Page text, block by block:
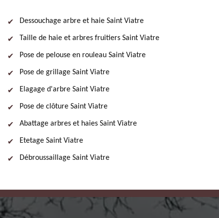
Dessouchage arbre et haie Saint Viatre
Taille de haie et arbres fruitiers Saint Viatre
Pose de pelouse en rouleau Saint Viatre
Pose de grillage Saint Viatre
Elagage d'arbre Saint Viatre
Pose de clôture Saint Viatre
Abattage arbres et haies Saint Viatre
Etetage Saint Viatre
Débroussaillage Saint Viatre